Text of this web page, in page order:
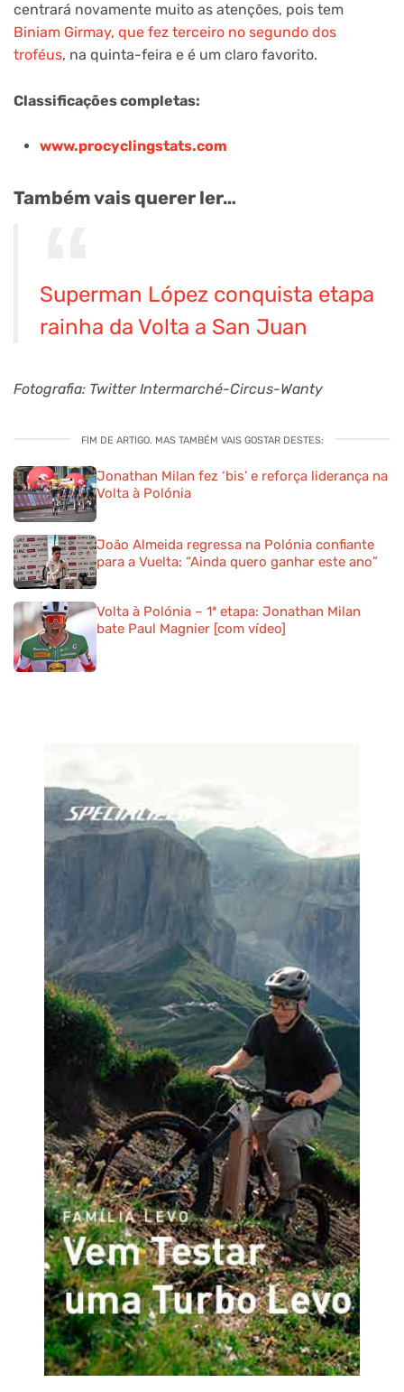
centrará novamente muito as atenções, pois tem
Biniam Girmay, que fez terceiro no segundo dos
troféus, na quinta-feira e é um claro favorito.
Classificações completas:
www.procyclingstats.com
Também vais querer ler…
Superman López conquista etapa
rainha da Volta a San Juan
Fotografia: Twitter Intermarché-Circus-Wanty
FIM DE ARTIGO. MAS TAMBÉM VAIS GOSTAR DESTES:
Jonathan Milan fez ‘bis’ e reforça liderança na
Volta à Polónia
João Almeida regressa na Polónia confiante
para a Vuelta: “Ainda quero ganhar este ano”
Volta à Polónia – 1ª etapa: Jonathan Milan
bate Paul Magnier [com vídeo]